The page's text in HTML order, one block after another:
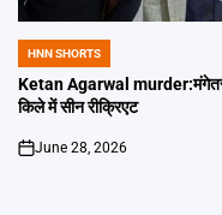
POSTED
IN
HNN SHORTS
Ketan Agarwal murder:मंगेतर
किले में सीन रीक्रिएट
on
June 28, 2026